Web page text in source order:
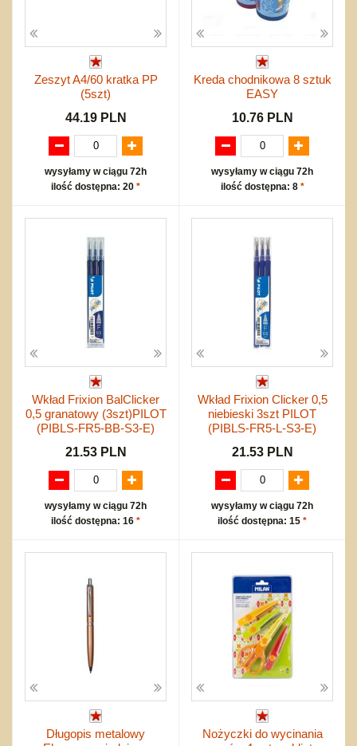
Zeszyt A4/60 kratka PP
(5szt)
44.19 PLN
wysyłamy w ciągu 72h
ilość dostępna: 20 *
Kreda chodnikowa 8 sztuk
EASY
10.76 PLN
wysyłamy w ciągu 72h
ilość dostępna: 8 *
Wkład Frixion BalClicker
0,5 granatowy (3szt)PILOT
(PIBLS-FR5-BB-S3-E)
21.53 PLN
wysyłamy w ciągu 72h
ilość dostępna: 16 *
Wkład Frixion Clicker 0,5
niebieski 3szt PILOT
(PIBLS-FR5-L-S3-E)
21.53 PLN
wysyłamy w ciągu 72h
ilość dostępna: 15 *
Długopis metalowy
Nożyczki do wycinania